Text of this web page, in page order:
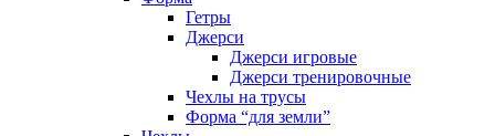
Гетры
Джерси
Джерси игровые
Джерси тренировочные
Чехлы на трусы
Форма “для земли”